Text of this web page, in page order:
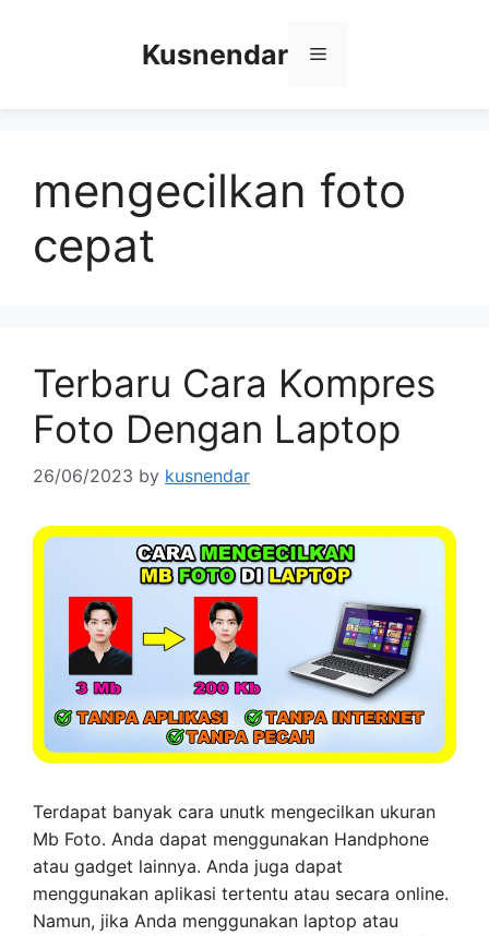
Kusnendar Menu
mengecilkan foto
cepat
Terbaru Cara Kompres
Foto Dengan Laptop
26/06/2023 by kusnendar
Terdapat banyak cara unutk mengecilkan ukuran
Mb Foto. Anda dapat menggunakan Handphone
atau gadget lainnya. Anda juga dapat
menggunakan aplikasi tertentu atau secara online.
Namun, jika Anda menggunakan laptop atau